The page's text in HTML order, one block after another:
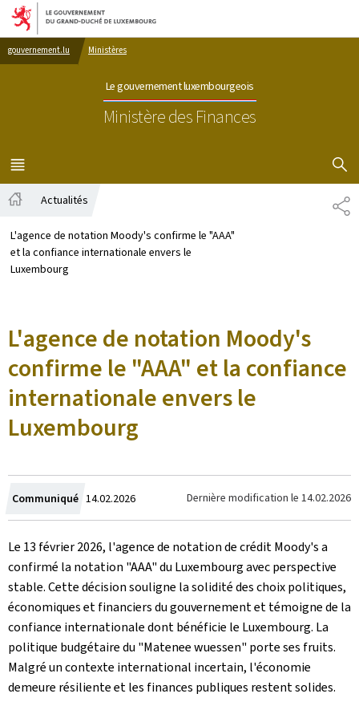
Aller au menu principal
Aller au contenu
gouvernement.lu Ministères
Le gouvernement luxembourgeois
Ministère des Finances
MENU
PRINCIPAL
Actualités
L'agence de notation Moody's confirme le "AAA"
et la confiance internationale envers le
Luxembourg
L'agence de notation Moody's
confirme le "AAA" et la confiance
internationale envers le
Luxembourg
Communiqué Crée
le
14.02.2026 Dernière modification le 14.02.2026
Le 13 février 2026, l'agence de notation de crédit Moody's a
confirmé la notation "AAA" du Luxembourg avec perspective
stable. Cette décision souligne la solidité des choix politiques,
économiques et financiers du gouvernement et témoigne de la
confiance internationale dont bénéficie le Luxembourg. La
politique budgétaire du "Matenee wuessen" porte ses fruits.
Malgré un contexte international incertain, l'économie
demeure résiliente et les finances publiques restent solides.